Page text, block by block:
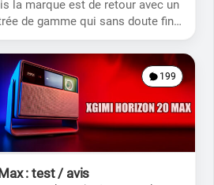
la marque est de retour avec un
de gamme qui sans doute finir
foyers.
199
: test / avis